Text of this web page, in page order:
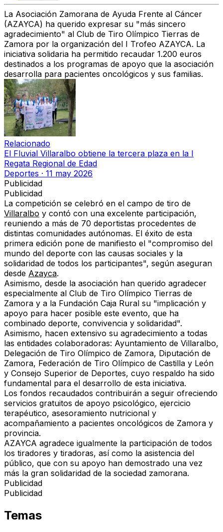
La Asociación Zamorana de Ayuda Frente al Cáncer
(AZAYCA) ha querido expresar su "más sincero
agradecimiento" al Club de Tiro Olímpico Tierras de
Zamora por la organización del I Trofeo AZAYCA. La
iniciativa solidaria ha permitido recaudar 1.200 euros
destinados a los programas de apoyo que la asociación
desarrolla para pacientes oncológicos y sus familias.
Relacionado
El Fluvial Villaralbo obtiene la tercera plaza en la I
Regata Regional de Edad
Deportes · 11 may 2026
Publicidad
Publicidad
La competición se celebró en el campo de tiro de
Villaralbo y contó con una excelente participación,
reuniendo a más de 70 deportistas procedentes de
distintas comunidades autónomas. El éxito de esta
primera edición pone de manifiesto el "compromiso del
mundo del deporte con las causas sociales y la
solidaridad de todos los participantes", según aseguran
desde Azayca.
Asimismo, desde la asociación han querido agradecer
especialmente al Club de Tiro Olímpico Tierras de
Zamora y a la Fundación Caja Rural su "implicación y
apoyo para hacer posible este evento, que ha
combinado deporte, convivencia y solidaridad".
Asimismo, hacen extensivo su agradecimiento a todas
las entidades colaboradoras: Ayuntamiento de Villaralbo,
Delegación de Tiro Olímpico de Zamora, Diputación de
Zamora, Federación de Tiro Olímpico de Castilla y León
y Consejo Superior de Deportes, cuyo respaldo ha sido
fundamental para el desarrollo de esta iniciativa.
Los fondos recaudados contribuirán a seguir ofreciendo
servicios gratuitos de apoyo psicológico, ejercicio
terapéutico, asesoramiento nutricional y
acompañamiento a pacientes oncológicos de Zamora y
provincia.
AZAYCA agradece igualmente la participación de todos
los tiradores y tiradoras, así como la asistencia del
público, que con su apoyo han demostrado una vez
más la gran solidaridad de la sociedad zamorana.
Publicidad
Publicidad
Temas